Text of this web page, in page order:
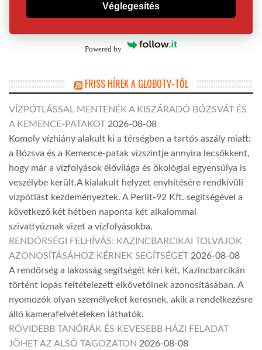
Véglegesítés
Powered by
FRISS HÍREK A GLOBOTV-TŐL
VÍZPÓTLÁSSAL MENTENÉK A KISZÁRADÓ BÓZSVÁT ÉS
A KEMENCE-PATAKOT 2026-08-08
Komoly vízhiány alakult ki a térségben a tartós aszály miatt:
a Bózsva és a Kemence-patak vízszintje annyira lecsökkent,
hogy már a vízfolyások élővilága és ökológiai egyensúlya is
veszélybe került.A kialakult helyzet enyhítésére rendkívüli
vízpótlást kezdeményeztek. A Perlit-92 Kft. segítségével a
következő két hétben naponta két alkalommal
szivattyúznak vizet a vízfolyásokba.
RENDŐRSÉGI FELHÍVÁS: KAZINCBARCIKAI TOLVAJOK
AZONOSÍTÁSÁHOZ KÉRNEK SEGÍTSÉGET 2026-08-08
A rendőrség a lakosság segítségét kéri két, Kazincbarcikán
történt lopás feltételezett elkövetőinek azonosításában. A
nyomozók olyan személyeket keresnek, akik a rendelkezésre
álló kamerafelvételeken láthatók.
RÖVIDEBB TANÓRÁK ÉS KEVESEBB HÁZI FELADAT
JÖHET AZ ALSÓ TAGOZATON 2026-08-08